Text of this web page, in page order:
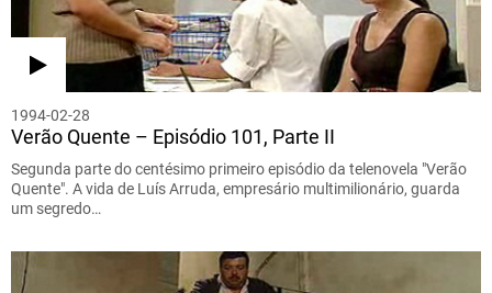
1994-02-28
Verão Quente – Episódio 101, Parte II
Segunda parte do centésimo primeiro episódio da telenovela "Verão
Quente". A vida de Luís Arruda, empresário multimilionário, guarda
um segredo…